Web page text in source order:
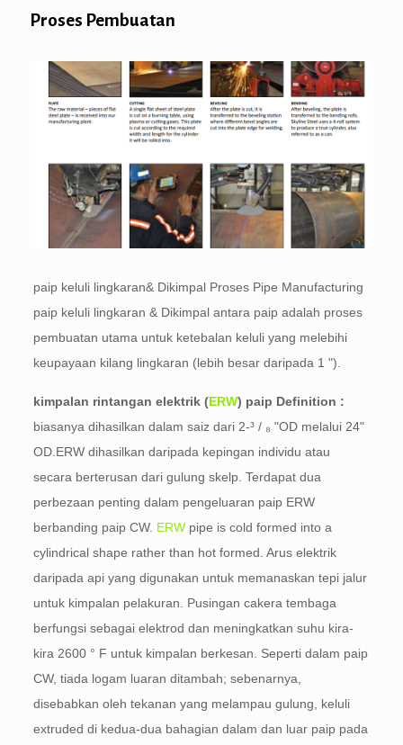
Proses Pembuatan
paip keluli lingkaran& Dikimpal Proses Pipe Manufacturing
paip keluli lingkaran & Dikimpal antara paip adalah proses
pembuatan utama untuk ketebalan keluli yang melebihi
keupayaan kilang lingkaran (lebih besar daripada 1 ").
kimpalan rintangan elektrik (ERW) paip Definition :
biasanya dihasilkan dalam saiz dari 2-³ / ₈ "OD melalui 24"
OD.ERW dihasilkan daripada kepingan individu atau
secara berterusan dari gulung skelp. Terdapat dua
perbezaan penting dalam pengeluaran paip ERW
berbanding paip CW. ERW pipe is cold formed into a
cylindrical shape rather than hot formed . Arus elektrik
daripada api yang digunakan untuk memanaskan tepi jalur
untuk kimpalan pelakuran. Pusingan cakera tembaga
berfungsi sebagai elektrod dan meningkatkan suhu kira-
kira 2600 ° F untuk kimpalan berkesan. Seperti dalam paip
CW, tiada logam luaran ditambah; sebenarnya,
disebabkan oleh tekanan yang melampau gulung, keluli
extruded di kedua-dua bahagian dalam dan luar paip pada